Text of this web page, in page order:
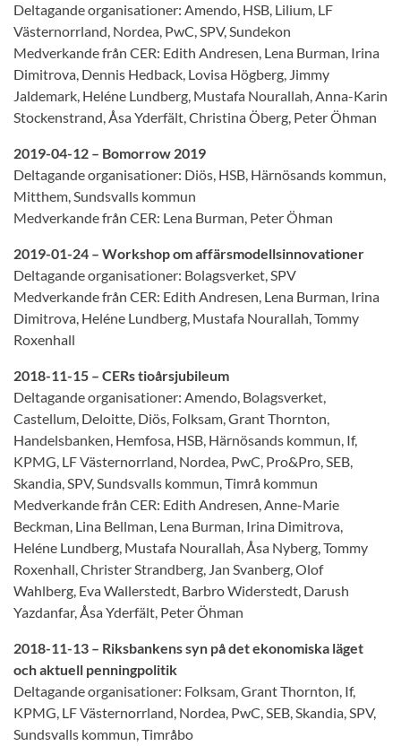
Deltagande organisationer: Amendo, HSB, Lilium, LF
Västernorrland, Nordea, PwC, SPV, Sundekon
Medverkande från CER: Edith Andresen, Lena Burman, Irina
Dimitrova, Dennis Hedback, Lovisa Högberg, Jimmy
Jaldemark, Heléne Lundberg, Mustafa Nourallah, Anna-Karin
Stockenstrand, Åsa Yderfält, Christina Öberg, Peter Öhman
2019-04-12 – Bomorrow 2019
Deltagande organisationer: Diös, HSB, Härnösands kommun,
Mitthem, Sundsvalls kommun
Medverkande från CER: Lena Burman, Peter Öhman
2019-01-24 – Workshop om affärsmodellsinnovationer
Deltagande organisationer: Bolagsverket, SPV
Medverkande från CER: Edith Andresen, Lena Burman, Irina
Dimitrova, Heléne Lundberg, Mustafa Nourallah, Tommy
Roxenhall
2018-11-15 – CERs tioårsjubileum
Deltagande organisationer: Amendo, Bolagsverket,
Castellum, Deloitte, Diös, Folksam, Grant Thornton,
Handelsbanken, Hemfosa, HSB, Härnösands kommun, If,
KPMG, LF Västernorrland, Nordea, PwC, Pro&Pro, SEB,
Skandia, SPV, Sundsvalls kommun, Timrå kommun
Medverkande från CER: Edith Andresen, Anne-Marie
Beckman, Lina Bellman, Lena Burman, Irina Dimitrova,
Heléne Lundberg, Mustafa Nourallah, Åsa Nyberg, Tommy
Roxenhall, Christer Strandberg, Jan Svanberg, Olof
Wahlberg, Eva Wallerstedt, Barbro Widerstedt, Darush
Yazdanfar, Åsa Yderfält, Peter Öhman
2018-11-13 – Riksbankens syn på det ekonomiska läget
och aktuell penningpolitik
Deltagande organisationer: Folksam, Grant Thornton, If,
KPMG, LF Västernorrland, Nordea, PwC, SEB, Skandia, SPV,
Sundsvalls kommun, Timråbo